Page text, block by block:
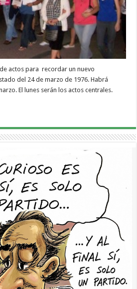
actos para recordar un nuevo
del 24 de marzo de 1976. Habrá
El lunes serán los actos centrales.